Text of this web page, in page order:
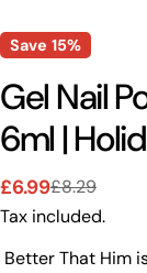
Save 15%
Gel Nail
6ml |
Sale
price
£6.99
Regular
price
£8.29
Tax included.
Better That Him